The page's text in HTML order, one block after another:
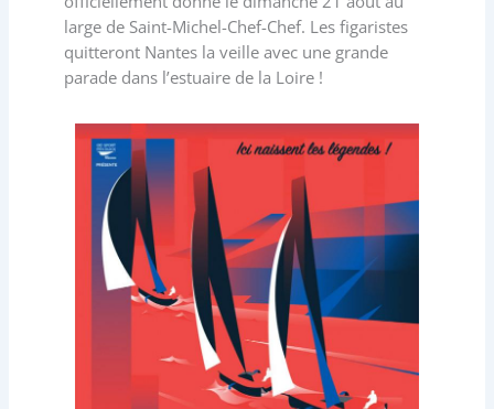
large de Saint-Michel-Chef-Chef. Les figaristes
quitteront Nantes la veille avec une grande
parade dans l’estuaire de la Loire !